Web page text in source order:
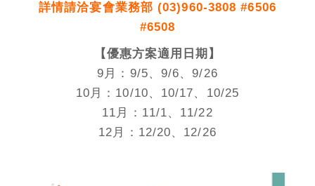
詳情請洽宴會業務部 (03)960-3808 #6506
#6508
【優惠方案適用日期】
9月：9/5、9/6、9/26
10月：10/10、10/17、10/25
11月：11/1、11/22
12月：12/20、12/26